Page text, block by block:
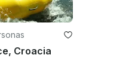
Croacia